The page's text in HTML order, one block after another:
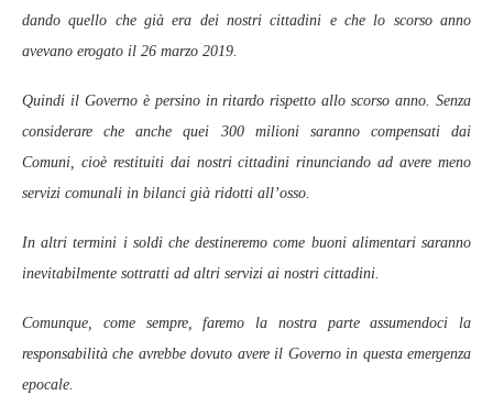
dando quello che già era dei nostri cittadini e che lo scorso anno
avevano erogato il 26 marzo 2019.
Quindi il Governo è persino in ritardo rispetto allo scorso anno. Senza
considerare che anche quei 300 milioni saranno compensati dai
Comuni, cioè restituiti dai nostri cittadini rinunciando ad avere meno
servizi comunali in bilanci già ridotti all’osso.
In altri termini i soldi che destineremo come buoni alimentari saranno
inevitabilmente sottratti ad altri servizi ai nostri cittadini.
Comunque, come sempre, faremo la nostra parte assumendoci la
responsabilità che avrebbe dovuto avere il Governo in questa emergenza
epocale.